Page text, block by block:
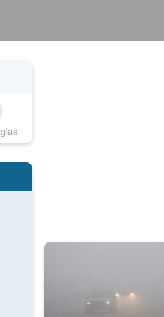
Que faire en cas de